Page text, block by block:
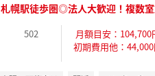
札幌駅徒歩圏◎法人大歓迎！複数
502
月額目安：104,700
初期費用他：